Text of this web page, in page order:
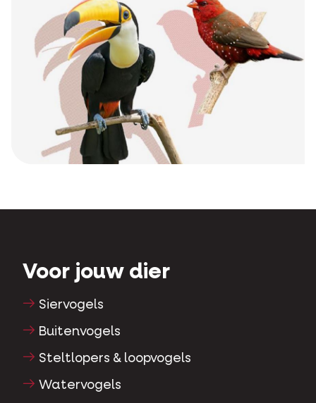
Siervogels
Buitenvogels
Steltlopers & loopvogels
Watervogels
Sportduiven
Sierduiven